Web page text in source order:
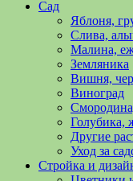
уходу
овощами,
растениями
Поможем
обустройстве
Сад
Яблоня,
Слива,
Малина,
Земляника
Вишня,
Виноград
Голубика,
Другие
Уход за
Стройка и